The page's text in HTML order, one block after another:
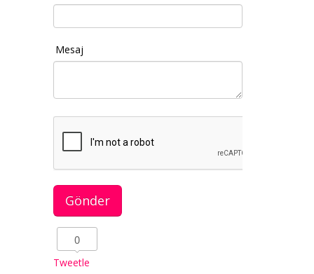
Mesaj
0
Tweetle